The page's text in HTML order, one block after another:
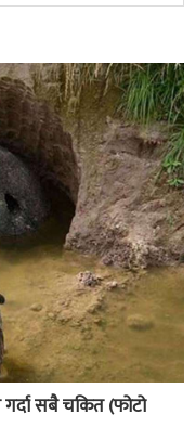
सबै चकित (फोटो